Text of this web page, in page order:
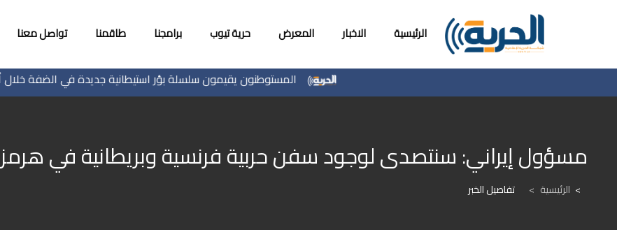
الرئيسية الاخبار المعرض حرية تيوب برامجنا طاقمنا تواصل معنا
المستوطنون يقيمون سلسلة بؤر استيطانية جديدة في الضفة خلال أيام
مسؤول إيراني: سنتصدى لوجود سفن حربية فرنسية وبريطانية في هرمز
الرئيسية > تفاصيل الخبر